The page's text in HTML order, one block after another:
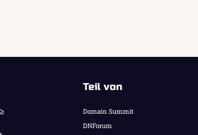
Teil von
Domain Summit
DNForum